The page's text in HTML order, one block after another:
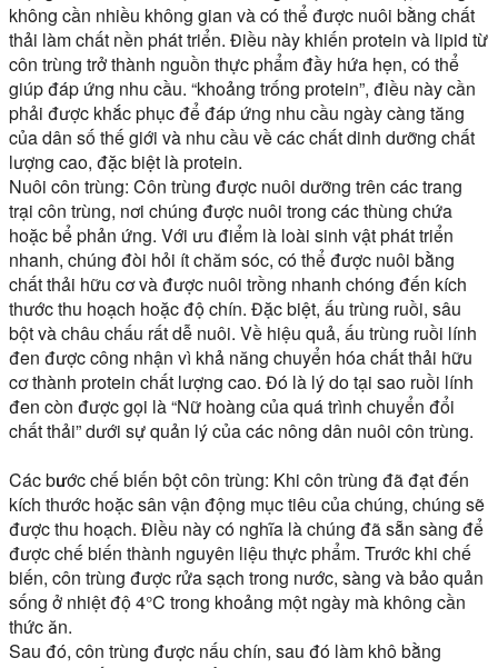
không cần nhiều không gian và có thể được nuôi bằng chất
thải làm chất nền phát triển. Điều này khiến protein và lipid từ
côn trùng trở thành nguồn thực phẩm đầy hứa hẹn, có thể
giúp đáp ứng nhu cầu. “khoảng trống protein”, điều này cần
phải được khắc phục để đáp ứng nhu cầu ngày càng tăng
của dân số thế giới và nhu cầu về các chất dinh dưỡng chất
lượng cao, đặc biệt là protein.
Nuôi côn trùng: Côn trùng được nuôi dưỡng trên các trang
trại côn trùng, nơi chúng được nuôi trong các thùng chứa
hoặc bể phản ứng. Với ưu điểm là loài sinh vật phát triển
nhanh, chúng đòi hỏi ít chăm sóc, có thể được nuôi bằng
chất thải hữu cơ và được nuôi trồng nhanh chóng đến kích
thước thu hoạch hoặc độ chín. Đặc biệt, ấu trùng ruồi, sâu
bột và châu chấu rất dễ nuôi. Về hiệu quả, ấu trùng ruồi lính
đen được công nhận vì khả năng chuyển hóa chất thải hữu
cơ thành protein chất lượng cao. Đó là lý do tại sao ruồi lính
đen còn được gọi là “Nữ hoàng của quá trình chuyển đổi
chất thải” dưới sự quản lý của các nông dân nuôi côn trùng.
Các bước chế biến bột côn trùng: Khi côn trùng đã đạt đến
kích thước hoặc sân vận động mục tiêu của chúng, chúng sẽ
được thu hoạch. Điều này có nghĩa là chúng đã sẵn sàng để
được chế biến thành nguyên liệu thực phẩm. Trước khi chế
biến, côn trùng được rửa sạch trong nước, sàng và bảo quản
sống ở nhiệt độ 4°C trong khoảng một ngày mà không cần
thức ăn.
Sau đó, côn trùng được nấu chín, sau đó làm khô bằng